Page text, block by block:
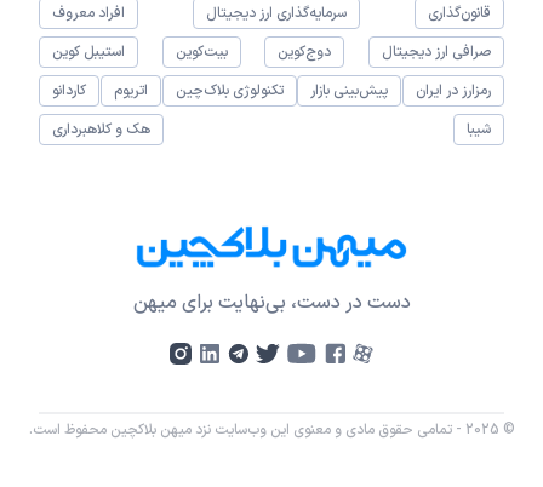
قانون‌گذاری سرمایه‌گذاری ارز دیجیتال
افراد معروف
صرافی ارز دیجیتال
دوج‌کوین بیت‌کوین
استیبل کوین
رمزارز در ایران
پیش‌بینی بازار تکنولوژی بلاک‌چین اتریوم
کاردانو
شیبا
هک و کلاهبرداری
دست در دست، بی‌نهایت برای میهن
© 2025 - تمامی حقوق مادی و معنوی این وب‌سایت نزد میهن بلاکچین محفوظ است.